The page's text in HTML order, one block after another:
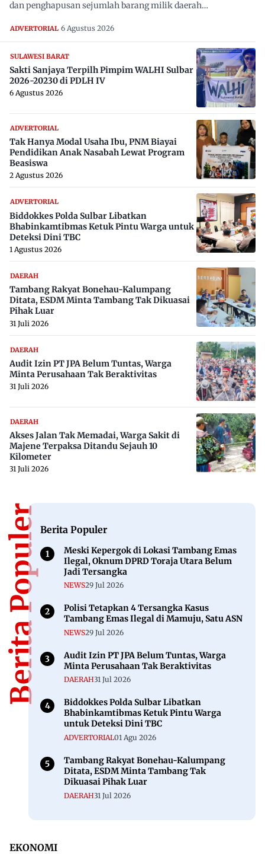
dan penghapusan sejumlah barang milik daerah…
ADVERTORIAL 6 Agustus 2026
SULAWESI BARAT
Sakti Sanjaya Terpilh Pimpim WALHI Sulbar
2026-20230 di PDLH IV
6 Agustus 2026
ADVERTORIAL
Tak Hanya Modal Usaha Ibu, PNM Biayai
Pendidikan Anak Nasabah Lewat Program
Beasiswa
2 Agustus 2026
ADVERTORIAL
Biddokkes Polda Sulbar Libatkan
Bhabinkamtibmas Ketuk Pintu Warga untuk
Deteksi Dini TBC
1 Agustus 2026
DAERAH
Tambang Rakyat Bonehau-Kalumpang
Ditata, ESDM Minta Tambang Tak Dikuasai
Pihak Luar
31 Juli 2026
DAERAH
Audit Izin PT JPA Belum Tuntas, Warga
Minta Perusahaan Tak Beraktivitas
31 Juli 2026
DAERAH
Akses Jalan Tak Memadai, Warga Sakit di
Majene Terpaksa Ditandu Sejauh 10
Kilometer
31 Juli 2026
Berita PopulerBerita Populer
Meski Kepergok di Lokasi Tambang Emas
Ilegal, Oknum DPRD Toraja Utara Belum
Jadi Tersangka
NEWS29 Jul 2026
Polisi Tetapkan 4 Tersangka Kasus
Tambang Emas Ilegal di Mamuju, Satu ASN
NEWS29 Jul 2026
Audit Izin PT JPA Belum Tuntas, Warga
Minta Perusahaan Tak Beraktivitas
DAERAH31 Jul 2026
Biddokkes Polda Sulbar Libatkan
Bhabinkamtibmas Ketuk Pintu Warga
untuk Deteksi Dini TBC
ADVERTORIAL01 Agu 2026
Tambang Rakyat Bonehau-Kalumpang
Ditata, ESDM Minta Tambang Tak
Dikuasai Pihak Luar
DAERAH31 Jul 2026
EKONOMI